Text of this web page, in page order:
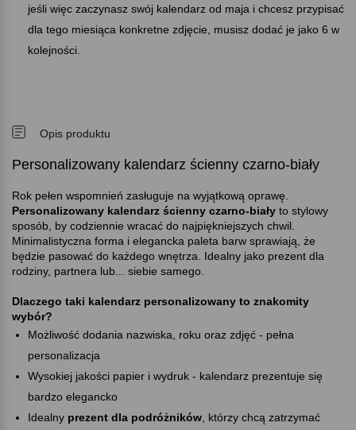
jeśli więc zaczynasz swój kalendarz od maja i chcesz przypisać
dla tego miesiąca konkretne zdjęcie, musisz dodać je jako 6 w
kolejności.
Opis produktu
Personalizowany kalendarz ścienny czarno-biały
Rok pełen wspomnień zasługuje na wyjątkową oprawę.
Personalizowany kalendarz ścienny czarno-biały to stylowy
sposób, by codziennie wracać do najpiękniejszych chwil.
Minimalistyczna forma i elegancka paleta barw sprawiają, że
będzie pasować do każdego wnętrza. Idealny jako prezent dla
rodziny, partnera lub... siebie samego.
Dlaczego taki kalendarz personalizowany to znakomity
wybór
Możliwość dodania nazwiska, roku oraz zdjęć - pełna
personalizacja
Wysokiej jakości papier i wydruk - kalendarz prezentuje się
bardzo elegancko
Idealny prezent dla podróżników , którzy chcą zatrzymać